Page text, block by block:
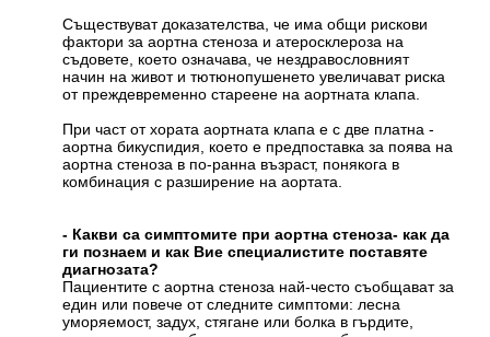
Съществуват доказателства, че има общи рискови
фактори за аортна стеноза и атеросклероза на
съдовете, което означава, че нездравословният
начин на живот и тютюнопушенето увеличават риска
от преждевременно стареене на аортната клапа.
При част от хората аортната клапа е с две платна -
аортна бикуспидия, което е предпоставка за поява на
аортна стеноза в по-ранна възраст, понякога в
комбинация с разширение на аортата.
- Какви са симптомите при аортна стеноза- как да
ги познаем и как Вие специалистите поставяте
диагнозата?
Пациентите с аортна стеноза най-често съобщават за
един или повече от следните симптоми: лесна
уморяемост, задух, стягане или болка в гърдите,